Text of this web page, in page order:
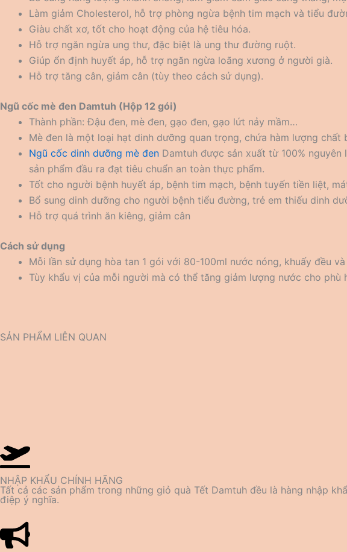
Làm giảm Cholesterol, hỗ trợ phòng ngừa bệnh tim mạch và tiểu
Giàu chất xơ, tốt cho hoạt động của hệ tiêu hóa.
Hỗ trợ ngăn ngừa ung thư, đặc biệt là ung thư đường ruột.
Giúp ổn định huyết áp, hỗ trợ ngăn ngừa loãng xương ở người già.
Hỗ trợ tăng cân, giảm cân (tùy theo cách sử dụng).
Ngũ cốc mè đen Damtuh (Hộp 12 gói)
Thành phần: Đậu đen, mè đen, gạo đen, gạo lứt nảy mầm…
Mè đen là một loại hạt dinh dưỡng quan trọng, chứa hàm lượng
Ngũ cốc dinh dưỡng mè đen Damtuh được sản xuất từ 100%
sản phẩm đầu ra đạt tiêu chuẩn an toàn thực phẩm.
Tốt cho người bệnh huyết áp, bệnh tim mạch, bệnh tuyến tiền liệt,
Bổ sung dinh dưỡng cho người bệnh tiểu đường, trẻ em thiếu dinh
Hỗ trợ quá trình ăn kiêng, giảm cân
Cách sử dụng
Mỗi lần sử dụng hòa tan 1 gói với 80-100ml nước nóng, khuấy đều
Tùy khẩu vị của mỗi người mà có thể tăng giảm lượng nước cho phù
SẢN PHẨM LIÊN QUAN
NHẬP KHẨU CHÍNH HÃNG
Tất cả các sản phẩm trong những giỏ quà Tết Damtuh đều là hàng nhập
điệp ý nghĩa.